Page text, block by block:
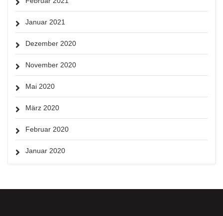
Januar 2021
Dezember 2020
November 2020
Mai 2020
März 2020
Februar 2020
Januar 2020